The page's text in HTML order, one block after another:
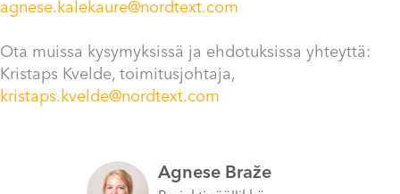
agnese.kalekaure@nordtext.com
Ota muissa kysymyksissä ja ehdotuksissa yhteyttä:
Kristaps Kvelde, toimitusjohtaja,
kristaps.kvelde@nordtext.com
AgneseBraže